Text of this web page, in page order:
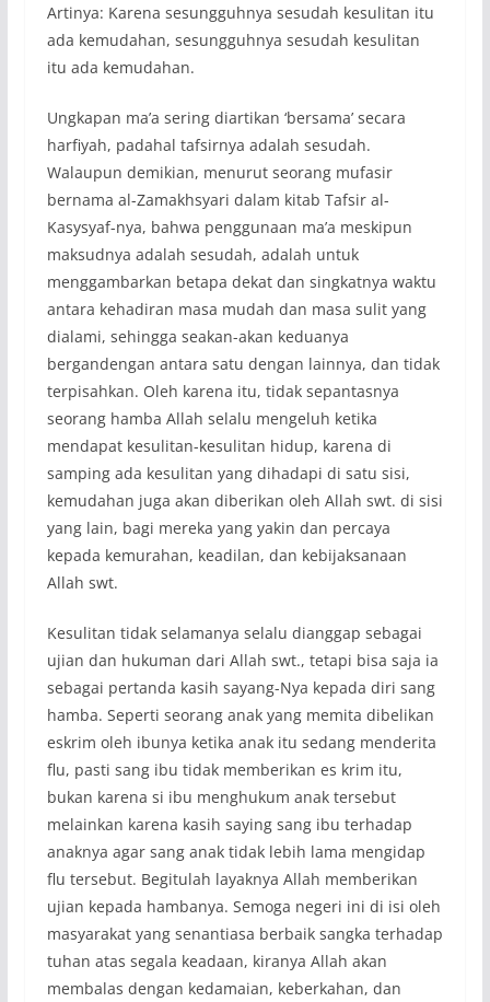
Artinya: Karena sesungguhnya sesudah kesulitan itu
ada kemudahan, sesungguhnya sesudah kesulitan
itu ada kemudahan.
Ungkapan ma’a sering diartikan ‘bersama’ secara
harfiyah, padahal tafsirnya adalah sesudah.
Walaupun demikian, menurut seorang mufasir
bernama al-Zamakhsyari dalam kitab Tafsir al-
Kasysyaf-nya, bahwa penggunaan ma’a meskipun
maksudnya adalah sesudah, adalah untuk
menggambarkan betapa dekat dan singkatnya waktu
antara kehadiran masa mudah dan masa sulit yang
dialami, sehingga seakan-akan keduanya
bergandengan antara satu dengan lainnya, dan tidak
terpisahkan. Oleh karena itu, tidak sepantasnya
seorang hamba Allah selalu mengeluh ketika
mendapat kesulitan-kesulitan hidup, karena di
samping ada kesulitan yang dihadapi di satu sisi,
kemudahan juga akan diberikan oleh Allah swt. di sisi
yang lain, bagi mereka yang yakin dan percaya
kepada kemurahan, keadilan, dan kebijaksanaan
Allah swt.
Kesulitan tidak selamanya selalu dianggap sebagai
ujian dan hukuman dari Allah swt., tetapi bisa saja ia
sebagai pertanda kasih sayang-Nya kepada diri sang
hamba. Seperti seorang anak yang memita dibelikan
eskrim oleh ibunya ketika anak itu sedang menderita
flu, pasti sang ibu tidak memberikan es krim itu,
bukan karena si ibu menghukum anak tersebut
melainkan karena kasih saying sang ibu terhadap
anaknya agar sang anak tidak lebih lama mengidap
flu tersebut. Begitulah layaknya Allah memberikan
ujian kepada hambanya. Semoga negeri ini di isi oleh
masyarakat yang senantiasa berbaik sangka terhadap
tuhan atas segala keadaan, kiranya Allah akan
membalas dengan kedamaian, keberkahan, dan